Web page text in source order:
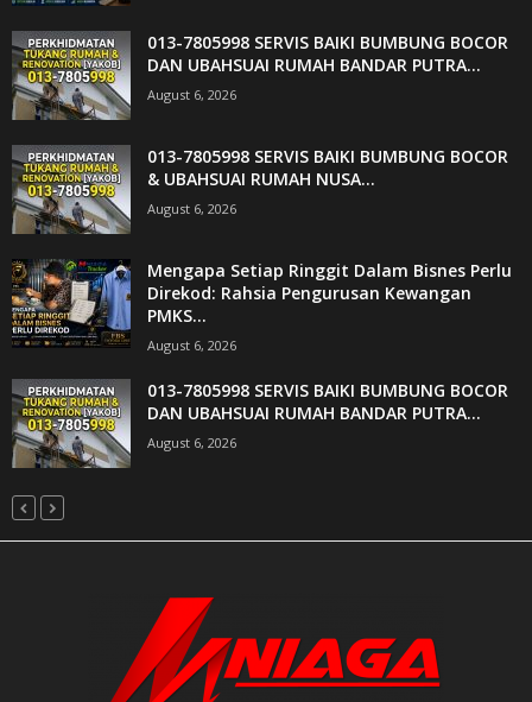
013-7805998 SERVIS BAIKI BUMBUNG BOCOR
DAN UBAHSUAI RUMAH BANDAR PUTRA...
August 6, 2026
013-7805998 SERVIS BAIKI BUMBUNG BOCOR
& UBAHSUAI RUMAH NUSA...
August 6, 2026
Mengapa Setiap Ringgit Dalam Bisnes Perlu
Direkod: Rahsia Pengurusan Kewangan
PMKS...
August 6, 2026
013-7805998 SERVIS BAIKI BUMBUNG BOCOR
DAN UBAHSUAI RUMAH BANDAR PUTRA...
August 6, 2026